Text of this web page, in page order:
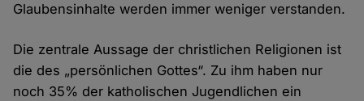
Glaubensinhalte werden immer weniger verstanden.
Die zentrale Aussage der christlichen Religionen ist
die des „persönlichen Gottes“. Zu ihm haben nur
noch 35% der katholischen Jugendlichen ein